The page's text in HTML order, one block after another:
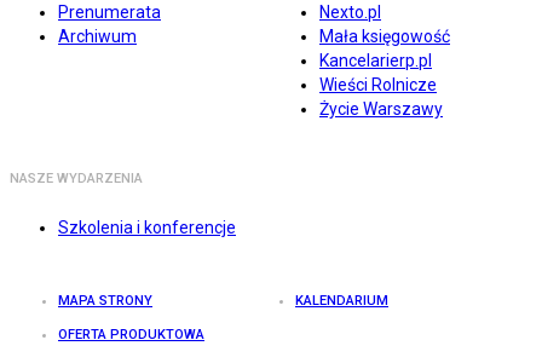
Prenumerata
Archiwum
Nexto.pl
Mała księgowość
Kancelarierp.pl
Wieści Rolnicze
Życie Warszawy
NASZE WYDARZENIA
Szkolenia i konferencje
MAPA STRONY KALENDARIUM
OFERTA PRODUKTOWA